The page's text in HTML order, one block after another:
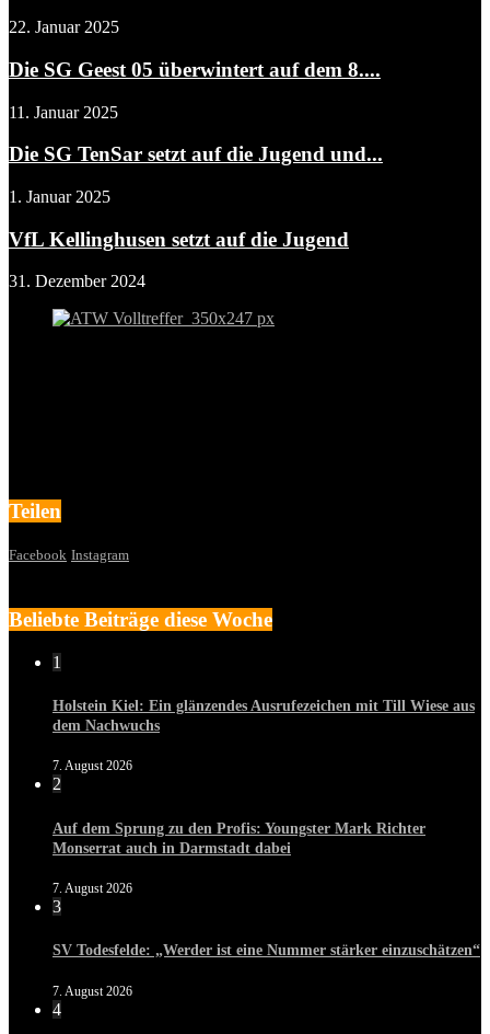
22. Januar 2025
Die SG Geest 05 überwintert auf dem 8....
11. Januar 2025
Die SG TenSar setzt auf die Jugend und...
1. Januar 2025
VfL Kellinghusen setzt auf die Jugend
31. Dezember 2024
Teilen
Facebook Instagram
Beliebte Beiträge diese Woche
1
Holstein Kiel: Ein glänzendes Ausrufezeichen mit Till Wiese aus
dem Nachwuchs
7. August 2026
2
Auf dem Sprung zu den Profis: Youngster Mark Richter
Monserrat auch in Darmstadt dabei
7. August 2026
3
SV Todesfelde: „Werder ist eine Nummer stärker einzuschätzen“
7. August 2026
4